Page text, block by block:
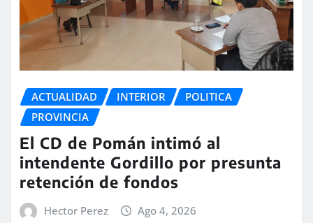
ACTUALIDAD INTERIOR
POLITICA
PROVINCIA
El CD de Pomán intimó al
intendente Gordillo por presunta
retención de fondos
Hector Perez Ago 4, 2026